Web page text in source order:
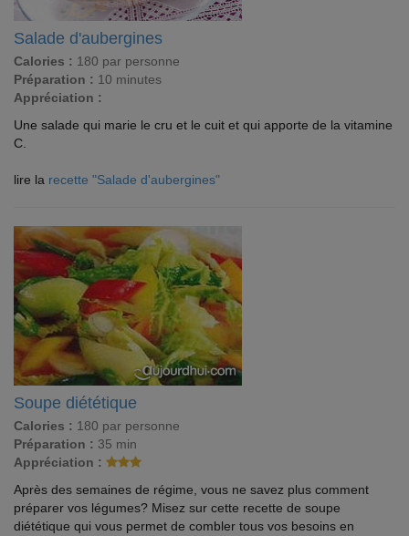
Salade d'aubergines
Calories : 180 par personne
Préparation : 10 minutes
Appréciation :
Une salade qui marie le cru et le cuit et qui apporte de la vitamine
C.
lire la recette "Salade d'aubergines"
Soupe diététique
Calories : 180 par personne
Préparation : 35 min
Appréciation :
Après des semaines de régime, vous ne savez plus comment
préparer vos légumes? Misez sur cette recette de soupe
diététique qui vous permet de combler tous vos besoins en